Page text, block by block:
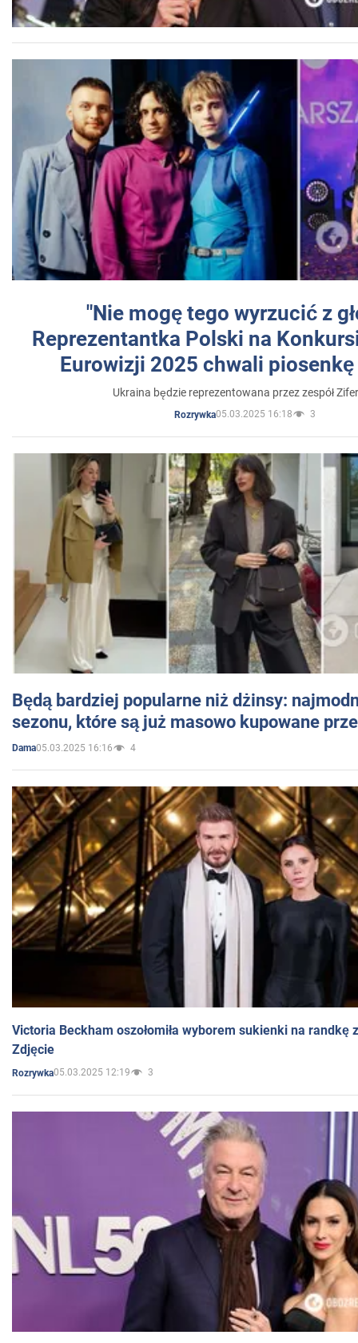
"Nie mogę tego wyrzucić z
Reprezentantka Polski na
Eurowizji 2025 chwali
Ukraina będzie reprezentowana przez zespół
Rozrywka05.03.2025 16:18 3
Będą bardziej popularne niż dżinsy:
sezonu, które są już masowo kupowane
Dama05.03.2025 16:16 4
Victoria Beckham oszołomiła wyborem sukienki na randkę
Zdjęcie
Rozrywka05.03.2025 12:19 3